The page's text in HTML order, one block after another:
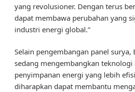
yang revolusioner. Dengan terus
dapat membawa perubahan yang
industri energi global.”
Selain pengembangan panel surya,
sedang mengembangkan teknologi
penyimpanan energi yang lebih
diharapkan dapat membantu